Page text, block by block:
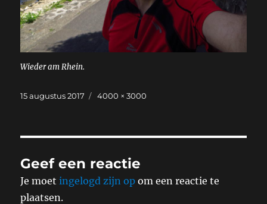
Wieder am Rhein.
Geplaatst
15 augustus 2017
Volledige
4000 × 3000
Geef een reactie
Je moetingelogd zijn op om een reactie te
plaatsen.